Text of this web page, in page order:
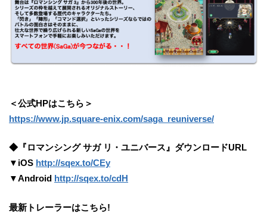
＜公式HPはこちら＞
https://www.jp.square-enix.com/saga_reuniverse/
◆『ロマンシング サガ リ・ユニバース』ダウンロードURL
▼iOS http://sqex.to/CEy
▼Android http://sqex.to/cdH
最新トレーラーはこちら!